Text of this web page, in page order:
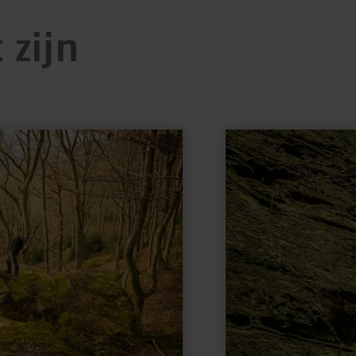
meer
informatie
over:
Teufelsloch
(Duivelsgat)
bij
Bollendorf